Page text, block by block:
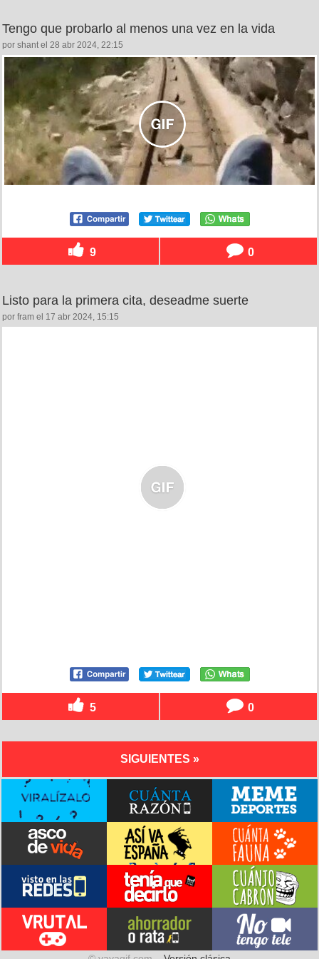
Tengo que probarlo al menos una vez en la vida
por shant el 28 abr 2024, 22:15
9 0
Listo para la primera cita, deseadme suerte
por fram el 17 abr 2024, 15:15
5 0
SIGUIENTES »